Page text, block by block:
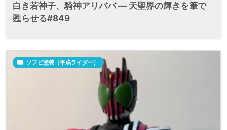
白き若神子、騎神アリババ ― 天聖界の輝きを筆で
甦らせる#849
 ソフビ塗装（平成ライダー）